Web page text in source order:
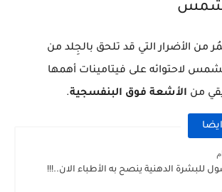
من الأضرار التي قد تلحق بالجِلد من
لاحتوائه على فيتامينات أهمها
من الأشعة فوق البنفسجية.